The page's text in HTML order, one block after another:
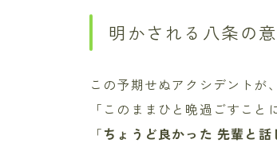
明かされる八条の
この予期せぬアクシデントが
「このままひと晩過ごすこ
「ちょうど良かった 先輩と